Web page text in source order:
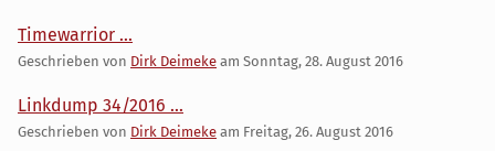
Timewarrior ...
Geschrieben von Dirk Deimeke am Sonntag, 28. August 2016
Linkdump 34/2016 ...
Geschrieben von Dirk Deimeke am Freitag, 26. August 2016